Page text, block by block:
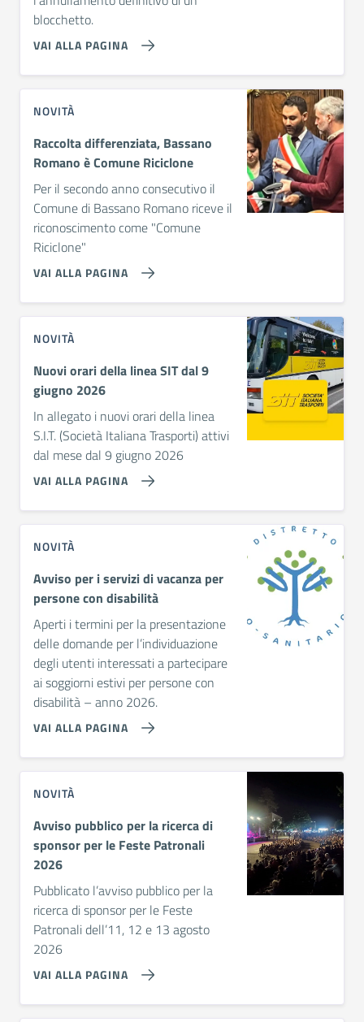
blocchetto.
VAI ALLA PAGINA
NOVITÀ
Raccolta differenziata, Bassano
Romano è Comune Riciclone
Per il secondo anno consecutivo il
Comune di Bassano Romano riceve il
riconoscimento come "Comune
Riciclone"
VAI ALLA PAGINA
NOVITÀ
Nuovi orari della linea SIT dal 9
giugno 2026
In allegato i nuovi orari della linea
S.I.T. (Società Italiana Trasporti) attivi
dal mese dal 9 giugno 2026
VAI ALLA PAGINA
NOVITÀ
Avviso per i servizi di vacanza per
persone con disabilità
Aperti i termini per la presentazione
delle domande per l’individuazione
degli utenti interessati a partecipare
ai soggiorni estivi per persone con
disabilità – anno 2026.
VAI ALLA PAGINA
NOVITÀ
Avviso pubblico per la ricerca di
sponsor per le Feste Patronali
2026
Pubblicato l’avviso pubblico per la
ricerca di sponsor per le Feste
Patronali dell’11, 12 e 13 agosto
2026
VAI ALLA PAGINA